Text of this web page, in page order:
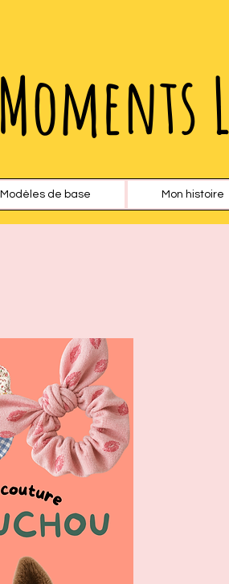
Moments
Modèles de base Mon histoire